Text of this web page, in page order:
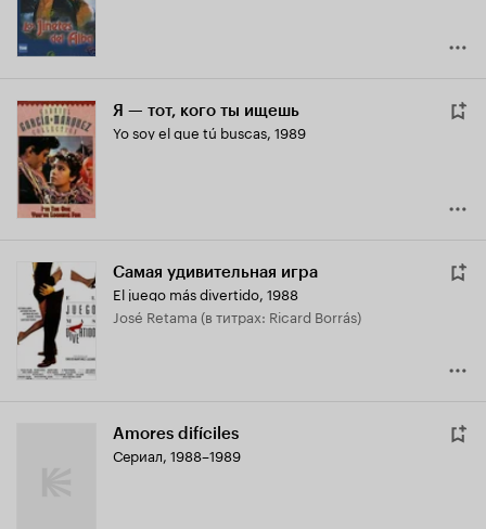
Я — тот, кого ты ищешь
Yo soy el que tú buscas, 1989
Самая удивительная игра
El juego más divertido, 1988
José Retama (в титрах: Ricard Borrás)
Amores difíciles
Сериал, 1988–1989